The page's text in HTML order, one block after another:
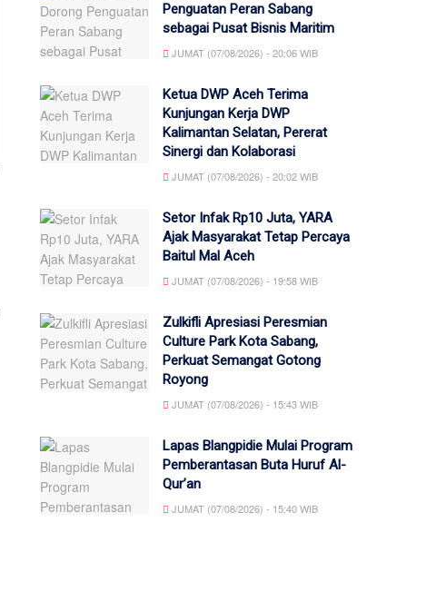
Penguatan Peran Sabang
sebagai Pusat Bisnis Maritim
JUMAT (07/08/2026) - 20:06 WIB
Ketua DWP Aceh Terima
Kunjungan Kerja DWP
Kalimantan Selatan, Pererat
Sinergi dan Kolaborasi
JUMAT (07/08/2026) - 20:02 WIB
Setor Infak Rp10 Juta, YARA
Ajak Masyarakat Tetap Percaya
Baitul Mal Aceh
JUMAT (07/08/2026) - 19:58 WIB
Zulkifli Apresiasi Peresmian
Culture Park Kota Sabang,
Perkuat Semangat Gotong
Royong
JUMAT (07/08/2026) - 15:43 WIB
Lapas Blangpidie Mulai Program
Pemberantasan Buta Huruf Al-
Qur’an
JUMAT (07/08/2026) - 15:40 WIB